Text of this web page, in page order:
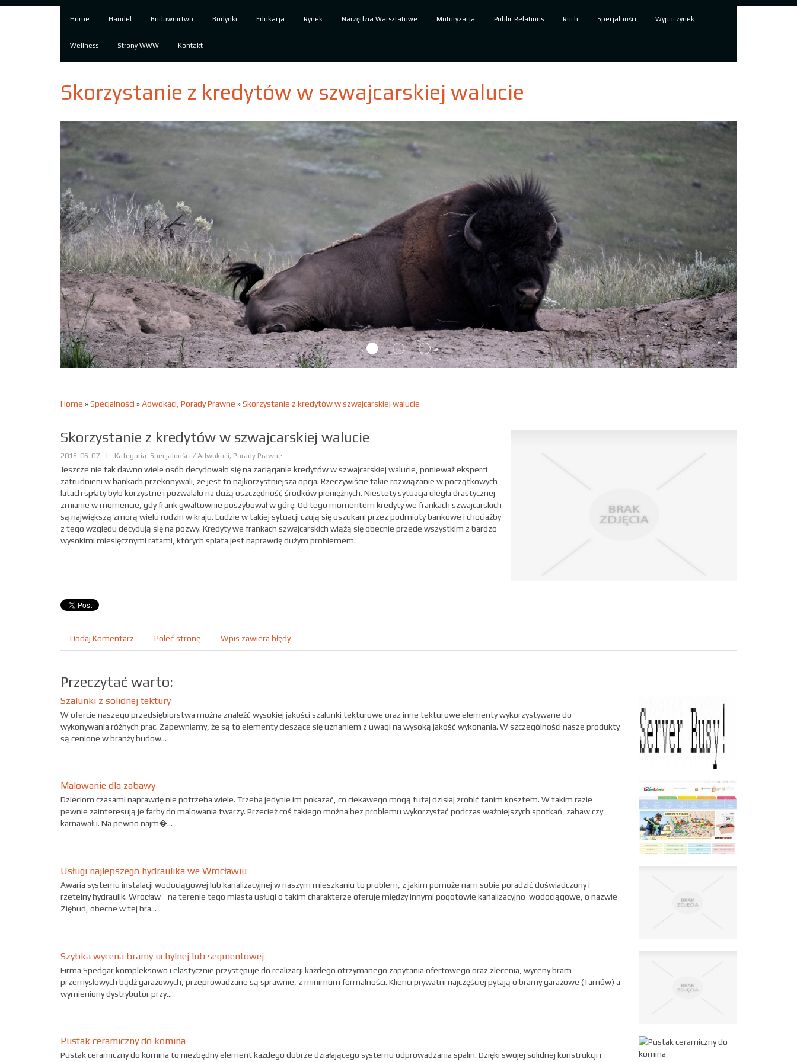
Home Handel Budownictwo Budynki Edukacja Rynek Narzędzia Warsztatowe Motoryzacja Public Relations Ruch Specjalności Wypoczynek
Wellness Strony WWW Kontakt
Skorzystanie z kredytów w szwajcarskiej walucie
Home »Specjalności »Adwokaci, Porady Prawne »Skorzystanie z kredytów w szwajcarskiej walucie
Skorzystanie z kredytów w szwajcarskiej walucie
2016-06-07 | Kategoria: Specjalności / Adwokaci, Porady Prawne
Jeszcze nie tak dawno wiele osób decydowało się na zaciąganie kredytów w szwajcarskiej walucie, ponieważ eksperci
zatrudnieni w bankach przekonywali, że jest to najkorzystniejsza opcja. Rzeczywiście takie rozwiązanie w początkowych
latach spłaty było korzystne i pozwalało na dużą oszczędność środków pieniężnych. Niestety sytuacja uległa drastycznej
zmianie w momencie, gdy frank gwałtownie poszybował w górę. Od tego momentem kredyty we frankach szwajcarskich
są największą zmorą wielu rodzin w kraju. Ludzie w takiej sytuacji czują się oszukani przez podmioty bankowe i chociażby
z tego względu decydują się na pozwy. Kredyty we frankach szwajcarskich wiążą się obecnie przede wszystkim z bardzo
wysokimi miesięcznymi ratami, których spłata jest naprawdę dużym problemem.
Dodaj Komentarz Poleć stronę Wpis zawiera błędy
Przeczytać warto:
Szalunki z solidnej tektury
W ofercie naszego przedsiębiorstwa można znaleźć wysokiej jakości szalunki tekturowe oraz inne tekturowe elementy wykorzystywane do
wykonywania różnych prac. Zapewniamy, że są to elementy cieszące się uznaniem z uwagi na wysoką jakość wykonania. W szczególności nasze produkty
są cenione w branży budow...
Malowanie dla zabawy
Dzieciom czasami naprawdę nie potrzeba wiele. Trzeba jedynie im pokazać, co ciekawego mogą tutaj dzisiaj zrobić tanim kosztem. W takim razie
pewnie zainteresują je farby do malowania twarzy. Przecież coś takiego można bez problemu wykorzystać podczas ważniejszych spotkań, zabaw czy
karnawału. Na pewno najm�...
Usługi najlepszego hydraulika we Wrocławiu
Awaria systemu instalacji wodociągowej lub kanalizacyjnej w naszym mieszkaniu to problem, z jakim pomoże nam sobie poradzić doświadczony i
rzetelny hydraulik. Wrocław - na terenie tego miasta usługi o takim charakterze oferuje między innymi pogotowie kanalizacyjno-wodociągowe, o nazwie
Ziębud, obecne w tej bra...
Szybka wycena bramy uchylnej lub segmentowej
Firma Spedgar kompleksowo i elastycznie przystępuje do realizacji każdego otrzymanego zapytania ofertowego oraz zlecenia, wyceny bram
przemysłowych bądź garażowych, przeprowadzane są sprawnie, z minimum formalności. Klienci prywatni najczęściej pytają o bramy garażowe (Tarnów) a
wymieniony dystrybutor przy...
Pustak ceramiczny do komina
Pustak ceramiczny do komina to niezbędny element każdego dobrze działającego systemu odprowadzania spalin. Dzięki swojej solidnej konstrukcji i